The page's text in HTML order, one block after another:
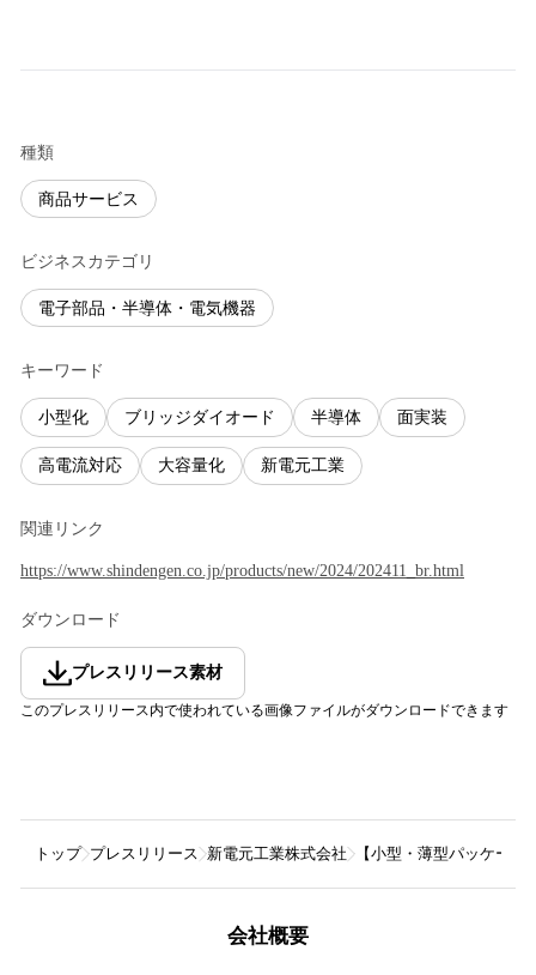
種類
商品サービス
ビジネスカテゴリ
電子部品・半導体・電気機器
キーワード
小型化 ブリッジダイオード 半導体 面実装
高電流対応 大容量化 新電元工業
関連リンク
https://www.shindengen.co.jp/products/new/2024/202411_br.html
ダウンロード
プレスリリース素材
このプレスリリース内で使われている画像ファイルがダウンロードできます
トップ プレスリリース 新電元工業株式会社 【小型・薄型パッケー
会社概要